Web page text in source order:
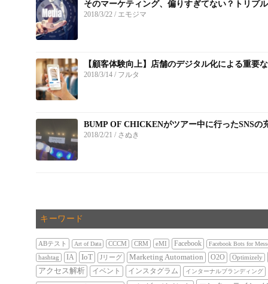
そのマーケティング、偏りすぎてない？トリプ
2018/3/22 / エモジマ
【顧客体験向上】店舗のデジタル化による重要
2018/3/14 / フルタ
BUMP OF CHICKENがツアー中に行ったSNSの
2018/2/21 / さぬき
キーワード
ABテスト Art of Data CCCM CRM eMI Facebook Facebook Bots for
hashtag IA IoT Jリーグ Marketing Automation O2O Optimizely
アクセス解析 イベント インスタグラム インターナルブランディング